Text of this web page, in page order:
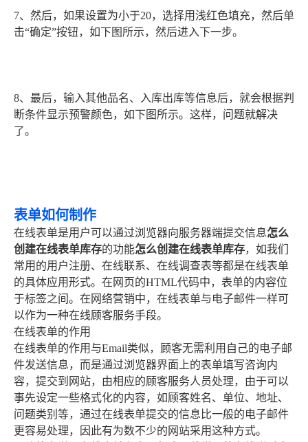
7、然后，如果设置为小于20，选择用浅红色填充，然后单
击“确定”按钮，如下图所示，然后进入下一步。
8、最后，输入其他品名、入库出库等信息后，就会根据判
断条件显示预警颜色，如下图所示。这样，问题就解决
了。
表单如何制作
在线表单是用户可以通过浏览器向服务器端提交信息怎么
创建在线表单库存的功能怎么创建在线表单库存，如我们
常用的用户注册、在线联系、在线调查表等都是在线表单
的具体应用形式。在网页的HTML代码中，表单的内容位
于标签之间。在网络营销中，在线表单与电子邮件一样可
以作为一种在线顾客服务手段。
在线表单的作用
在线表单的作用与Email类似，顾客无需利用自己的电子邮
件发送信息，而是通过浏览器界面上的表单填写咨询内
容，提交到网站，由相应的顾客服务人员处理，由于可以
事先设定一些格式化的内容，如顾客姓名、单位、地址、
问题类别等，通过在线表单提交的信息比一般的电子邮件
更容易处理，因此有为数不少的网站采用这种方式。